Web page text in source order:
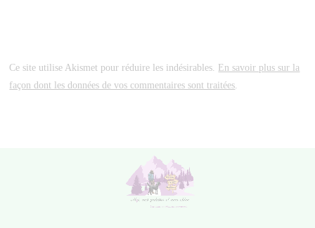
Ce site utilise Akismet pour réduire les indésirables. En savoir plus sur la
façon dont les données de vos commentaires sont traitées.